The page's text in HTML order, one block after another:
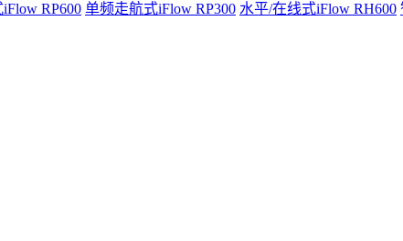
RP600 单频走航式iFlow RP300 水平/在线式iFlow RH600